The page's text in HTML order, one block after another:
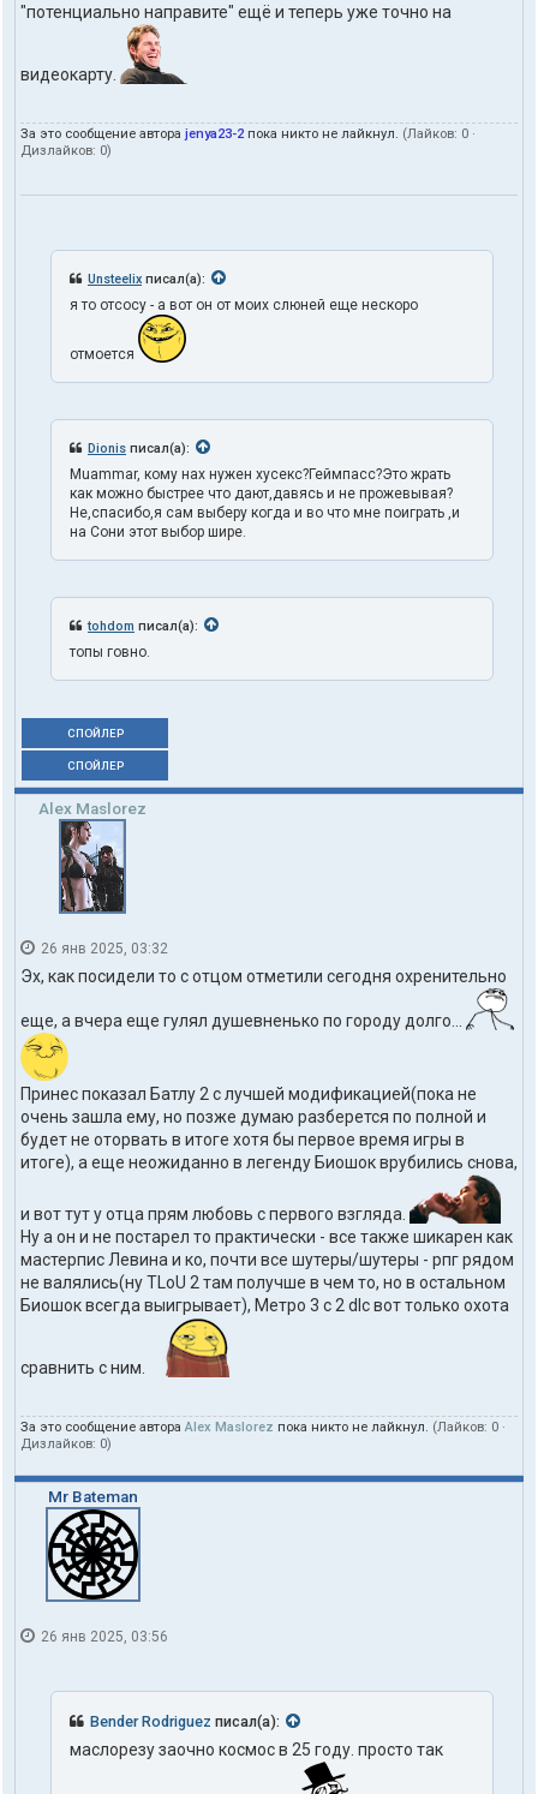
"потенциально направите" ещё и теперь уже точно на
видеокарту.
За это сообщение автора jenya23-2 пока никто не лайкнул. (Лайков: 0 ·
Дизлайков: 0)
Unsteelix писал(а):
я то отсосу - а вот он от моих слюней еще нескоро
отмоется
Dionis писал(а):
Muammar, кому нах нужен хусекс?Геймпасс?Это жрать
как можно быстрее что дают,давясь и не прожевывая?
Не,спасибо,я сам выберу когда и во что мне поиграть ,и
на Сони этот выбор шире.
tohdom писал(а):
топы говно.
СПОЙЛЕР
СПОЙЛЕР
Alex Maslorez
26 янв 2025, 03:32
Эх, как посидели то с отцом отметили сегодня охренительно
еще, а вчера еще гулял душевненько по городу долго...
Принес показал Батлу 2 с лучшей модификацией(пока не
очень зашла ему, но позже думаю разберется по полной и
будет не оторвать в итоге хотя бы первое время игры в
итоге), а еще неожиданно в легенду Биошок врубились снова,
и вот тут у отца прям любовь с первого взгляда.
Ну а он и не постарел то практически - все также шикарен как
мастерпис Левина и ко, почти все шутеры/шутеры - рпг рядом
не валялись(ну TLoU 2 там получше в чем то, но в остальном
Биошок всегда выигрывает), Метро 3 с 2 dlc вот только охота
сравнить с ним.
За это сообщение автора Alex Maslorez пока никто не лайкнул. (Лайков: 0 ·
Дизлайков: 0)
Mr Bateman
26 янв 2025, 03:56
Bender Rodriguez писал(а):
маслорезу заочно космос в 25 году. просто так